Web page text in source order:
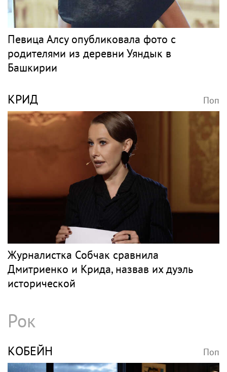
Певица Алсу опубликовала фото с
родителями из деревни Уяндык в
Башкирии
КРИД Поп
Журналистка Собчак сравнила
Дмитриенко и Крида, назвав их дуэль
исторической
Рок
КОБЕЙН Поп